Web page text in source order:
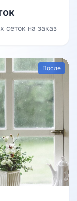
сеток на заказ
После